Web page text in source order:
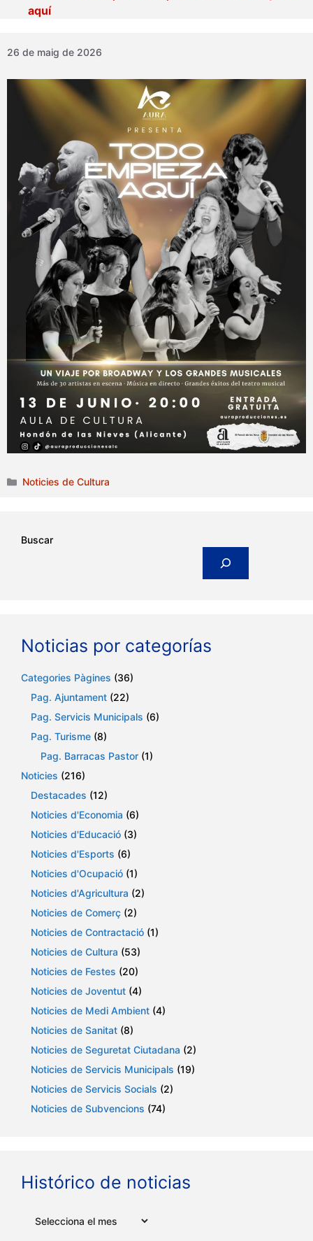
aquí
26 de maig de 2026
Categories
Noticies de Cultura
Buscar
Noticias por categorías
Categories Pàgines (36)
Pag. Ajuntament (22)
Pag. Servicis Municipals (6)
Pag. Turisme (8)
Pag. Barracas Pastor (1)
Noticies (216)
Destacades (12)
Noticies d'Economia (6)
Noticies d'Educació (3)
Noticies d'Esports (6)
Noticies d'Ocupació (1)
Noticies d'Agricultura (2)
Noticies de Comerç (2)
Noticies de Contractació (1)
Noticies de Cultura (53)
Noticies de Festes (20)
Noticies de Joventut (4)
Noticies de Medi Ambient (4)
Noticies de Sanitat (8)
Noticies de Seguretat Ciutadana (2)
Noticies de Servicis Municipals (19)
Noticies de Servicis Socials (2)
Noticies de Subvencions (74)
Histórico de noticias